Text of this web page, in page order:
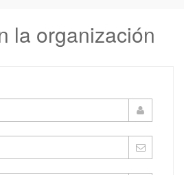
la organización